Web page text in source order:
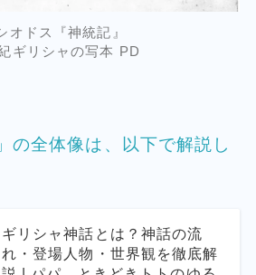
オドス『神統記』
ギリシャの写本 PD
の全体像は、以下で解説し
ギリシャ神話とは？神話の流
れ・登場人物・世界観を徹底解